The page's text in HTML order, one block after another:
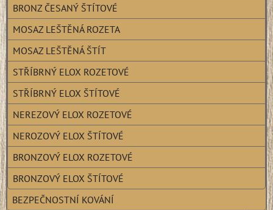
BRONZ ČESANÝ ŠTÍTOVÉ
MOSAZ LEŠTĚNÁ ROZETA
MOSAZ LEŠTĚNÁ ŠTÍT
STŘÍBRNÝ ELOX ROZETOVÉ
STŘÍBRNÝ ELOX ŠTÍTOVÉ
NEREZOVÝ ELOX ROZETOVÉ
NEROZOVÝ ELOX ŠTÍTOVÉ
BRONZOVÝ ELOX ROZETOVÉ
BRONZOVÝ ELOX ŠTÍTOVÉ
BEZPEČNOSTNÍ KOVÁNÍ